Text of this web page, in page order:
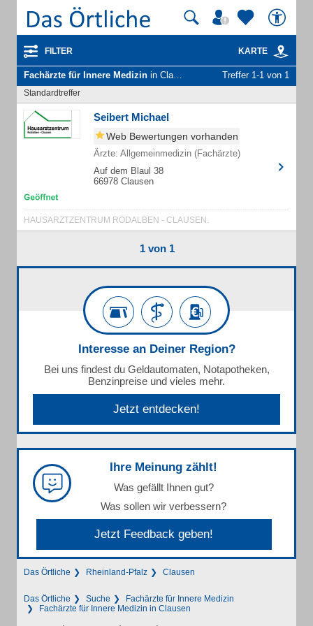
FILTER KARTE
Fachärzte für Innere Medizin in Clausen Kr Pirmasens Treffer 1-1 von 1
Standardtreffer
Seibert Michael
Web Bewertungen vorhanden
Ärzte: Allgemeinmedizin (Fachärzte)
Auf dem Blaul 38
66978 Clausen
HAUSARZTZENTRUM RODALBEN - CLAUSEN.
1 von 1
Interesse an Deiner Region?
Bei uns findest du Geldautomaten, Notapotheken,
Benzinpreise und vieles mehr.
Jetzt entdecken!
Ihre Meinung zählt!
Was gefällt Ihnen gut?
Was sollen wir verbessern?
Jetzt Feedback geben!
Das Örtliche Rheinland-Pfalz Clausen
Das Örtliche Suche
Fachärzte für Innere Medizin
Fachärzte für Innere Medizin in Clausen